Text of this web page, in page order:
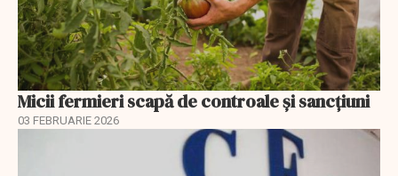
Micii fermieri scapă de controale și sancțiuni
03 FEBRUARIE 2026